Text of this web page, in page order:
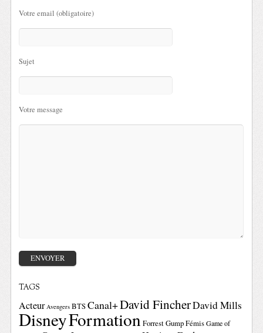
Votre email (obligatoire)
Sujet
Votre message
TAGS
Acteur Avengers BTSCanal+David FincherDavid Mills
DisneyFormationForrest GumpFémis Game of